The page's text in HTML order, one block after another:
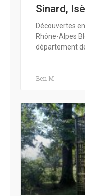
Sinard,
Découvertes
Rhône-Alpes
département
Ben M